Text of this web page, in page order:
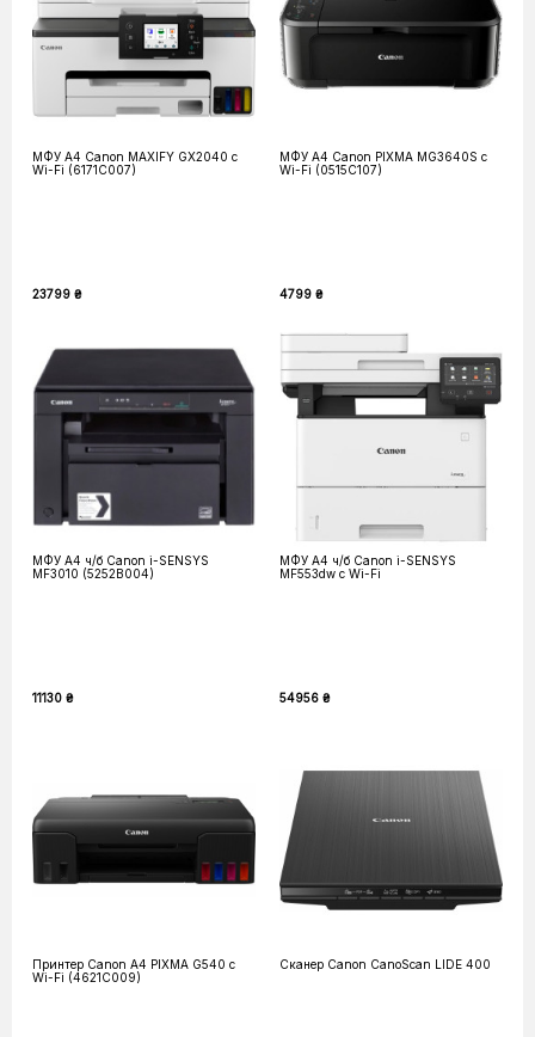
МФУ А4 Canon MAXIFY GX2040 с
Wi-Fi (6171C007)
23799 ₴
МФУ А4 Canon PIXMA MG3640S с
Wi-Fi (0515C107)
4799 ₴
МФУ А4 ч/б Canon i-SENSYS
MF3010 (5252B004)
11130 ₴
МФУ А4 ч/б Canon i-SENSYS
MF553dw c Wi-Fi
54956 ₴
Принтер Canon А4 PIXMA G540 c
Wi-Fi (4621C009)
Сканер Canon CanoScan LIDE 400